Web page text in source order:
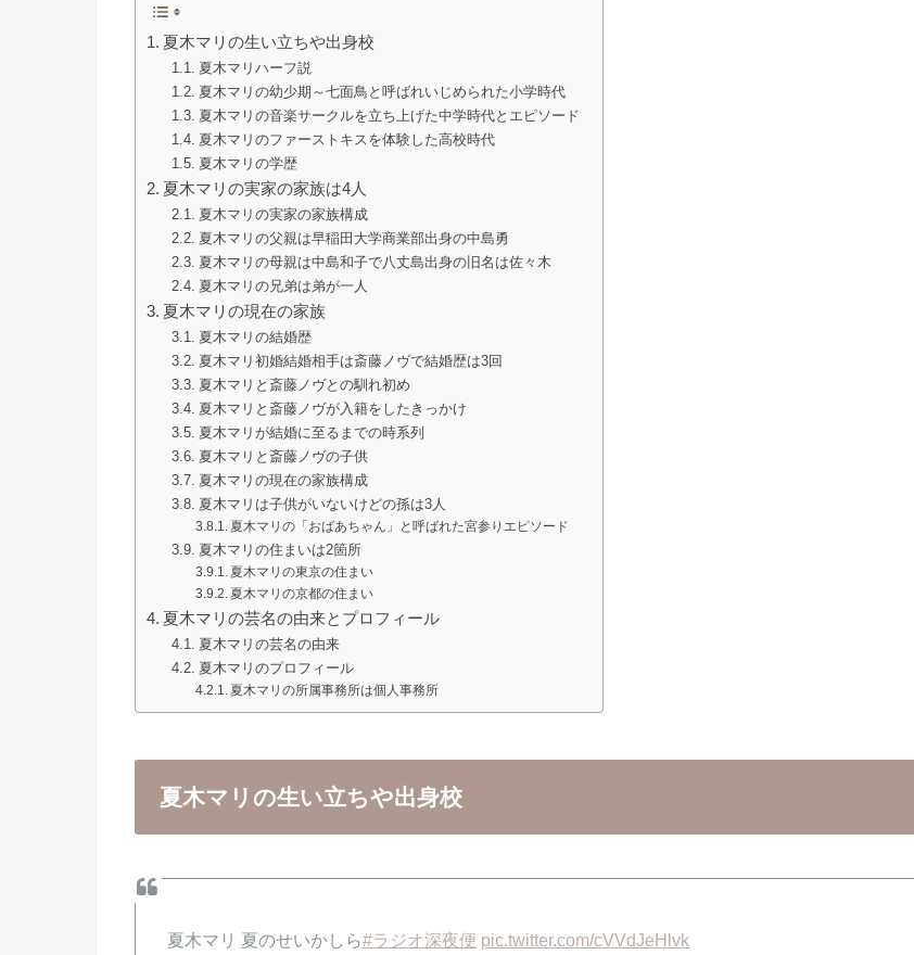
夏木マリの生い立ちや出身校
夏木マリハーフ説
夏木マリの幼少期～七面鳥と呼ばれいじめられた小学時代
夏木マリの音楽サークルを立ち上げた中学時代とエピソード
夏木マリのファーストキスを体験した高校時代
夏木マリの学歴
夏木マリの実家の家族は4人
夏木マリの実家の家族構成
夏木マリの父親は早稲田大学商業部出身の中島勇
夏木マリの母親は中島和子で八丈島出身の旧名は佐々木
夏木マリの兄弟は弟が一人
夏木マリの現在の家族
夏木マリの結婚歴
夏木マリ初婚結婚相手は斎藤ノヴで結婚歴は3回
夏木マリと斎藤ノヴとの馴れ初め
夏木マリと斎藤ノヴが入籍をしたきっかけ
夏木マリが結婚に至るまでの時系列
夏木マリと斎藤ノヴの子供
夏木マリの現在の家族構成
夏木マリは子供がいないけどの孫は3人
夏木マリの「おばあちゃん」と呼ばれた宮参りエピソード
夏木マリの住まいは2箇所
夏木マリの東京の住まい
夏木マリの京都の住まい
夏木マリの芸名の由来とプロフィール
夏木マリの芸名の由来
夏木マリのプロフィール
夏木マリの所属事務所は個人事務所
夏木マリの生い立ちや出身校
夏木マリ 夏のせいかしら#ラジオ深夜便 pic.twitter.com/cVVdJeHlvk